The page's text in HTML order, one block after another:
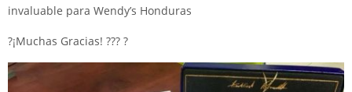
invaluable para Wendy’s Honduras
?¡Muchas Gracias! ??? ?